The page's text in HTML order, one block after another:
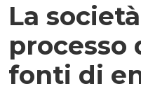
La
processo
fonti di